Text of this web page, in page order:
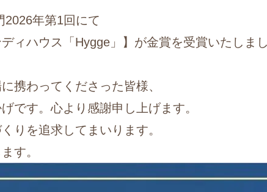
2026年第1回にて
ィハウス「Hygge」】が金賞を受賞いたしま
携わってくださった皆様、
です。心より感謝申し上げます。
りを追求してまいります。
す。